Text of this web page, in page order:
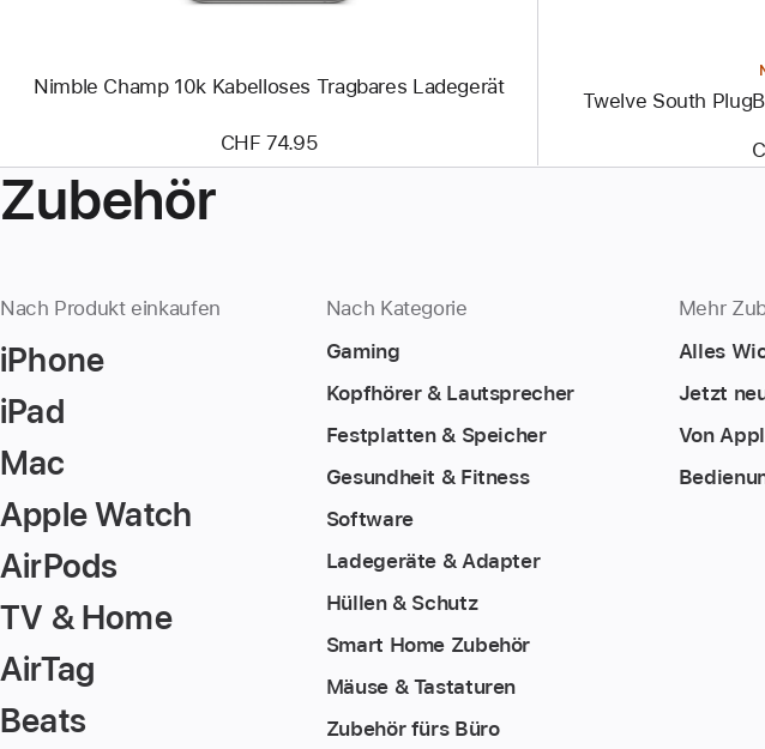
Nimble Champ 10k Kabelloses Tragbares Ladegerät
CHF 74.95
Twelve South
Zubehör
Nach Produkt einkaufen
iPhone
iPad
Mac
Apple Watch
AirPods
TV & Home
AirTag
Beats
Nach Kategorie
Gaming
Kopfhörer & Lautsprecher
Festplatten & Speicher
Gesundheit & Fitness
Software
Ladegeräte & Adapter
Hüllen & Schutz
Smart Home Zubehör
Mäuse & Tastaturen
Zubehör fürs Büro
Mehr
Alles
Jetzt
Von